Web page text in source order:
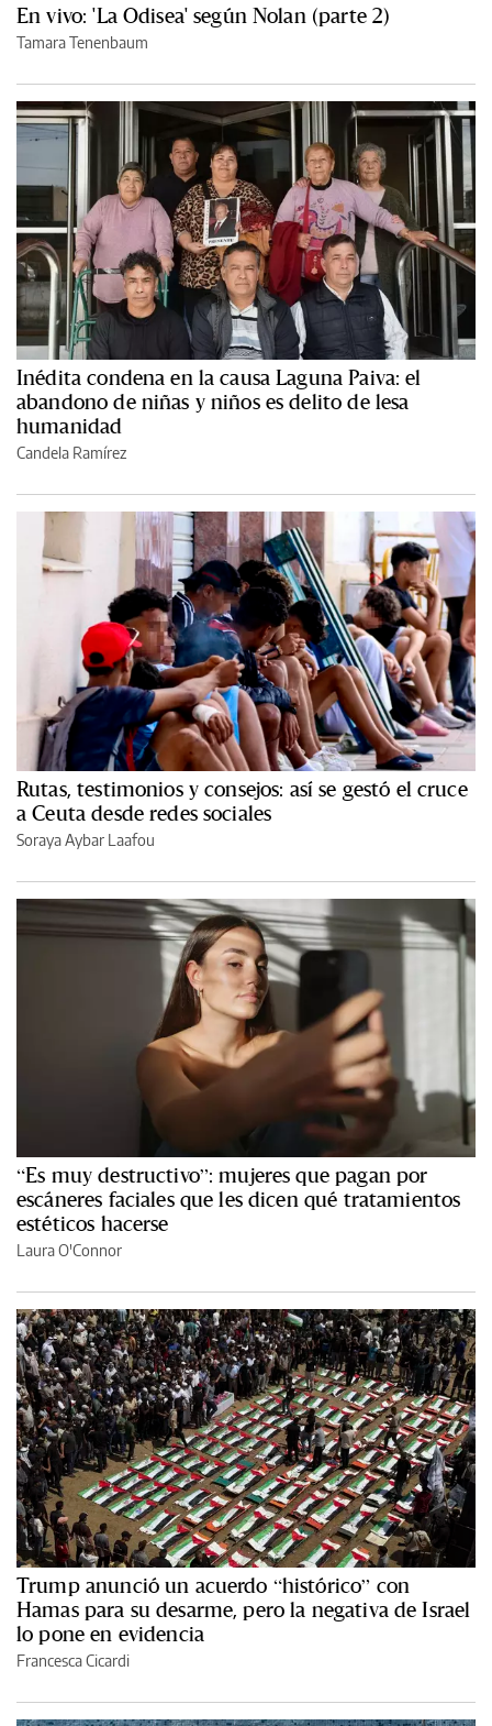
En vivo: 'La Odisea' según Nolan (parte 2)
Tamara Tenenbaum
Inédita condena en la causa Laguna Paiva: el
abandono de niñas y niños es delito de lesa
humanidad
Candela Ramírez
Rutas, testimonios y consejos: así se gestó el cruce
a Ceuta desde redes sociales
Soraya Aybar Laafou
“Es muy destructivo”: mujeres que pagan por
escáneres faciales que les dicen qué tratamientos
estéticos hacerse
Laura O'Connor
Trump anunció un acuerdo “histórico” con
Hamas para su desarme, pero la negativa de Israel
lo pone en evidencia
Francesca Cicardi